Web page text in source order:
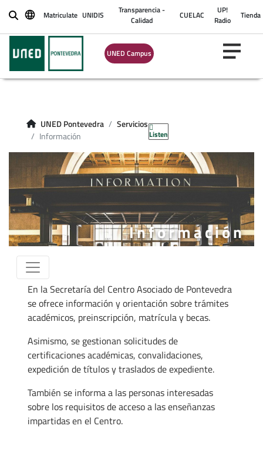
BuscarMatriculate UNIDIS
Transparencia -
Calidad
CUELAC
UP!
Radio
Tienda
UNED Campus
UNED Pontevedra
Servicios
Información
Listen
Información
En la Secretaría del Centro Asociado de Pontevedra
se ofrece información y orientación sobre trámites
académicos, preinscripción, matrícula y becas.
Asimismo, se gestionan solicitudes de
certificaciones académicas, convalidaciones,
expedición de títulos y traslados de expediente.
También se informa a las personas interesadas
sobre los requisitos de acceso a las enseñanzas
impartidas en el Centro.